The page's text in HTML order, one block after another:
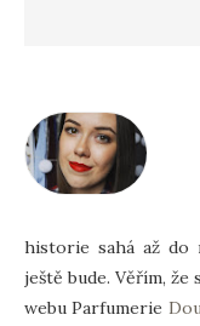
historie sahá až do
ještě bude. Věřím, že
webu Parfumerie